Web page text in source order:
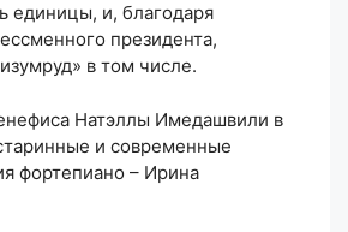
единицы, и, благодаря
президента,
в том числе.
Натэллы Имедашвили в
и современные
фортепиано – Ирина